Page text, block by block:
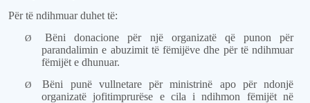
Për të ndihmuar duhet të:
Ø
Bëni donacione për një organizatë që punon për
parandalimin e abuzimit të fëmijëve dhe për të ndihmuar
fëmijët e dhunuar.
Ø
Bëni punë vullnetare për ministrinë apo për ndonjë
organizatë jofitimprurëse e cila i ndihmon fëmijët në